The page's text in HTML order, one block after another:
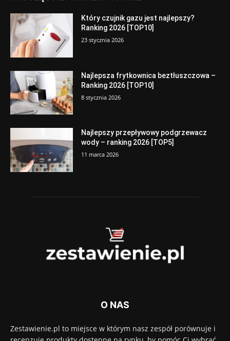
Który czujnik gazu jest najlepszy?
Ranking 2026 [TOP10]
23 stycznia 2026
Najlepsza frytkownica beztłuszczowa –
Ranking 2026 [TOP10]
8 stycznia 2026
Najlepszy przepływowy podgrzewacz
wody – ranking 2026 [TOP5]
11 marca 2026
O NAS
Zestawienie.pl to miejsce w którym nasz zespół porównuje i